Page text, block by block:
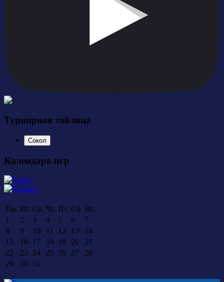
Турнирная таблица
Сокол
Календарь игр
Пн. Вт. Ср. Чт. Пт. Сб. Вс.
1
2 3 4 5 6
7
8
9 10 11 12 13
14
15
16 17 18 19 20
21
22
23 24 25 26 27
28
29
30 31